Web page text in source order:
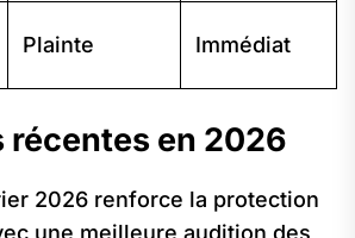
Plainte Immédiat
récentes en 2026
2026 renforce la protection
une meilleure audition des